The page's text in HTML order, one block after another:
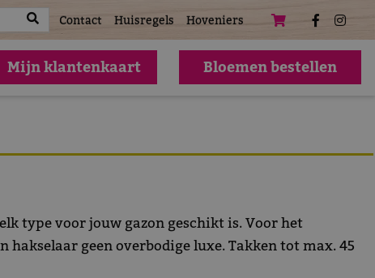
Bloemen bestellen
Contact Huisregels Hoveniers
Mijn klantenkaart
type voor jouw gazon geschikt is. Voor het
hakselaar geen overbodige luxe. Takken tot max. 45